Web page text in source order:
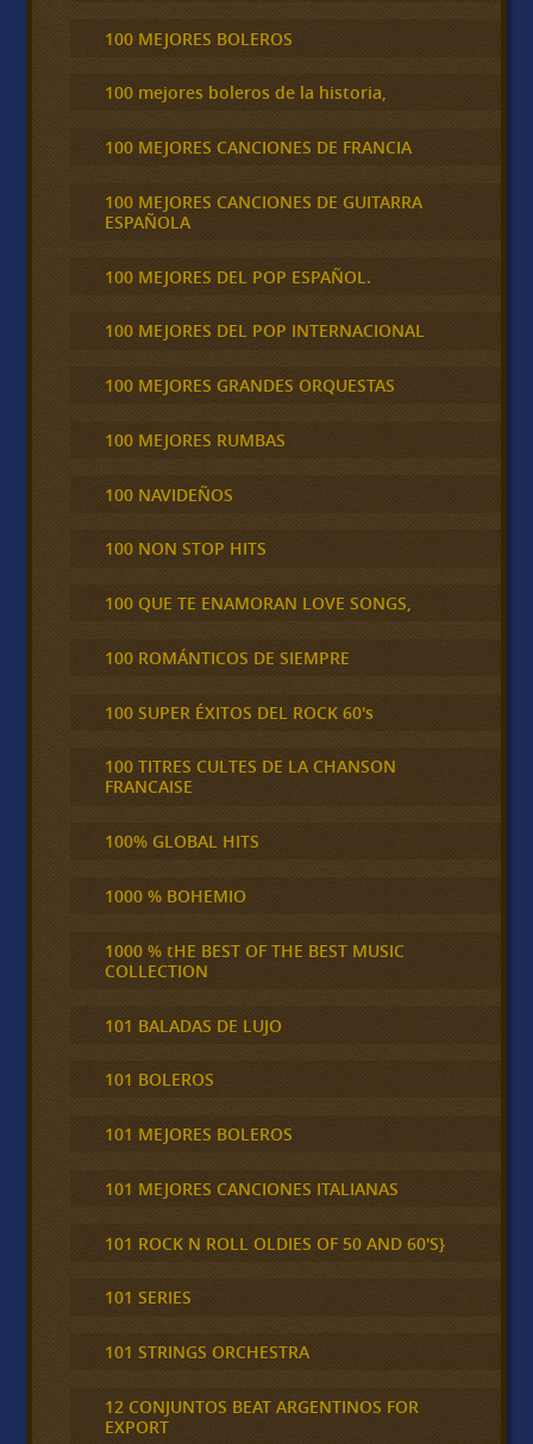
100 MEJORES BOLEROS
100 mejores boleros de la historia,
100 MEJORES CANCIONES DE FRANCIA
100 MEJORES CANCIONES DE GUITARRA
ESPAÑOLA
100 MEJORES DEL POP ESPAÑOL.
100 MEJORES DEL POP INTERNACIONAL
100 MEJORES GRANDES ORQUESTAS
100 MEJORES RUMBAS
100 NAVIDEÑOS
100 NON STOP HITS
100 QUE TE ENAMORAN LOVE SONGS,
100 ROMÁNTICOS DE SIEMPRE
100 SUPER ÉXITOS DEL ROCK 60's
100 TITRES CULTES DE LA CHANSON
FRANCAISE
100% GLOBAL HITS
1000 % BOHEMIO
1000 % tHE BEST OF THE BEST MUSIC
COLLECTION
101 BALADAS DE LUJO
101 BOLEROS
101 MEJORES BOLEROS
101 MEJORES CANCIONES ITALIANAS
101 ROCK N ROLL OLDIES OF 50 AND 60'S}
101 SERIES
101 STRINGS ORCHESTRA
12 CONJUNTOS BEAT ARGENTINOS FOR
EXPORT